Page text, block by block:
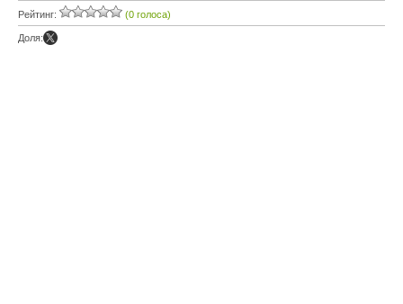
Рейтинг: (0 голоса)
Доля: